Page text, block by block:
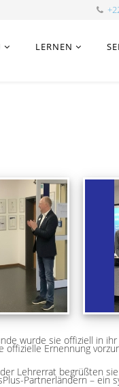
LERNEN
wurde sie offiziell in
Ernennung
Lehrerrat begrüßten
Partnerländern – ein